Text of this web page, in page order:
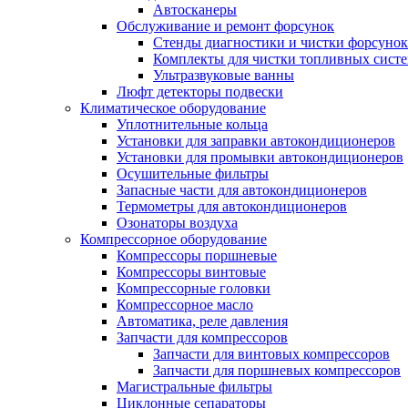
Автосканеры
Обслуживание и ремонт форсунок
Стенды диагностики и чистки форсунок
Комплекты для чистки топливных
Ультразвуковые ванны
Люфт детекторы подвески
Климатическое оборудование
Уплотнительные кольца
Установки для заправки автокондиционеров
Установки для промывки автокондиционеров
Осушительные фильтры
Запасные части для автокондиционеров
Термометры для автокондиционеров
Озонаторы воздуха
Компрессорное оборудование
Компрессоры поршневые
Компрессоры винтовые
Компрессорные головки
Компрессорное масло
Автоматика, реле давления
Запчасти для компрессоров
Запчасти для винтовых компрессоров
Запчасти для поршневых компрессоров
Магистральные фильтры
Циклонные сепараторы